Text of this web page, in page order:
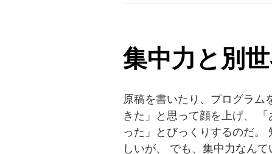
集中力と別
原稿を書いたり、プログラム
きた」と思って顔を上げ、
った」とびっくりするのだ。
しいが、 でも、集中力なん